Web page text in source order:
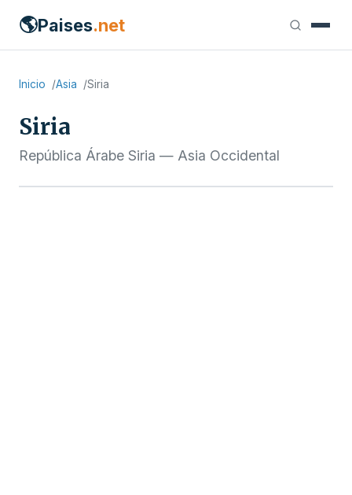
🌎Paises.net
Inicio Asia Siria
Siria
República Árabe Siria — Asia Occidental